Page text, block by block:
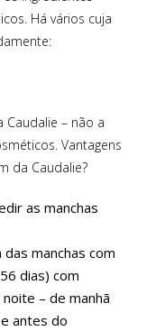
Há vários cuja
Caudalie – não a
Vantagens
da Caudalie?
as manchas
manchas com
dias) com
– de manhã
antes do